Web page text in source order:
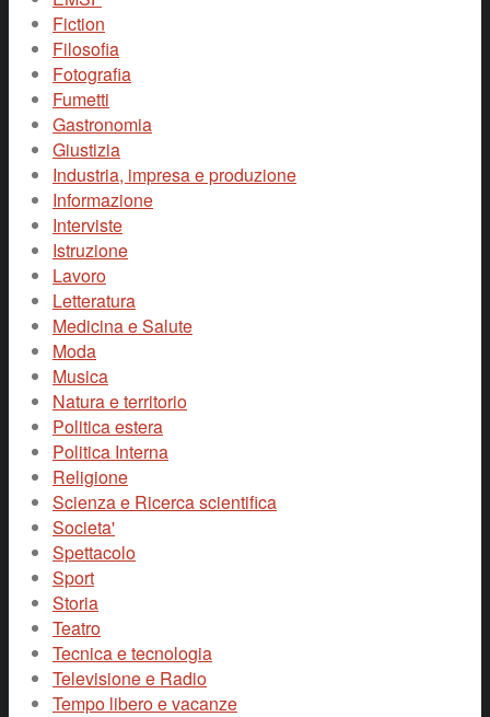
Fiction
Filosofia
Fotografia
Fumetti
Gastronomia
Giustizia
Industria, impresa e produzione
Informazione
Interviste
Istruzione
Lavoro
Letteratura
Medicina e Salute
Moda
Musica
Natura e territorio
Politica estera
Politica Interna
Religione
Scienza e Ricerca scientifica
Societa'
Spettacolo
Sport
Storia
Teatro
Tecnica e tecnologia
Televisione e Radio
Tempo libero e vacanze